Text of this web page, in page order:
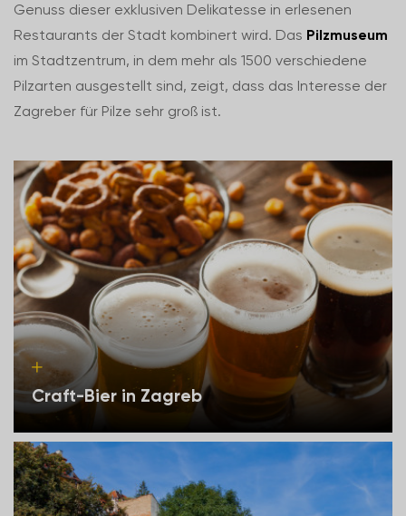
Genuss dieser exklusiven Delikatesse in erlesenen
Restaurants der Stadt kombinert wird. Das Pilzmuseum
im Stadtzentrum, in dem mehr als 1500 verschiedene
Pilzarten ausgestellt sind, zeigt, dass das Interesse der
Zagreber für Pilze sehr groß ist.
Craft-Bier in Zagreb